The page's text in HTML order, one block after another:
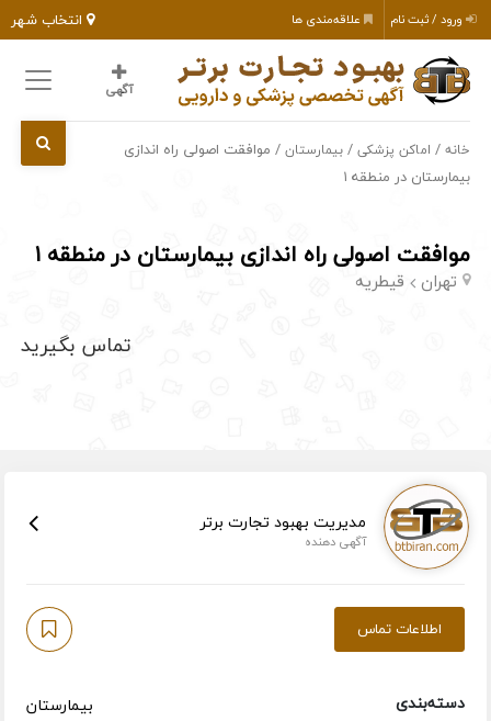
انتخاب شهر ورود / ثبت نام علاقه‌مندی ها
آگهی
خانه / اماکن پزشکی /بیمارستان / موافقت اصولی راه اندازی
بیمارستان در منطقه ۱
موافقت اصولی راه اندازی بیمارستان در منطقه ۱
تهران قیطریه
تماس بگیرید
مدیریت بهبود تجارت برتر
آگهی دهنده
اطلاعات تماس
دسته‌بندی
بیمارستان